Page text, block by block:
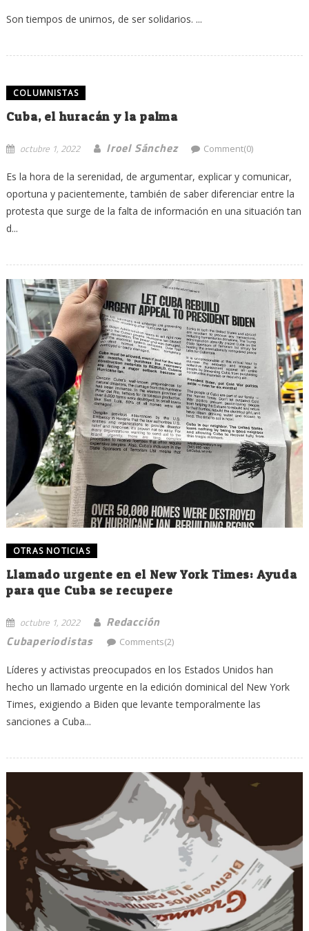
Son tiempos de unirnos, de ser solidarios. ...
COLUMNISTAS
Cuba, el huracán y la palma
octubre 1, 2022 Iroel Sánchez Comment(0)
Es la hora de la serenidad, de argumentar, explicar y comunicar,
oportuna y pacientemente, también de saber diferenciar entre la
protesta que surge de la falta de información en una situación tan
d...
OTRAS NOTICIAS
Llamado urgente en el New York Times: Ayuda
para que Cuba se recupere
octubre 1, 2022
Redacción
Cubaperiodistas
Comments(2)
Líderes y activistas preocupados en los Estados Unidos han
hecho un llamado urgente en la edición dominical del New York
Times, exigiendo a Biden que levante temporalmente las
sanciones a Cuba...